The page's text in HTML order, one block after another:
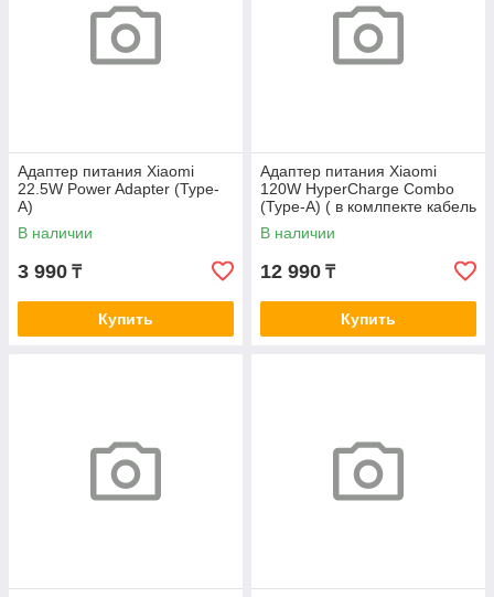
Адаптер питания Xiaomi
22.5W Power Adapter (Type-
A)
В наличии
3 990 ₸
Купить
Адаптер питания Xiaomi
120W HyperCharge Combo
(Type-A) ( в комлпекте кабель
Type-c)
В наличии
12 990 ₸
Купить